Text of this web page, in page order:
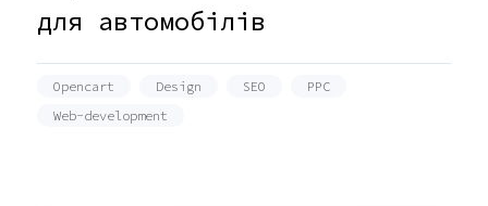
для автомобілів
Opencart Design SEO
PPC
Web-development